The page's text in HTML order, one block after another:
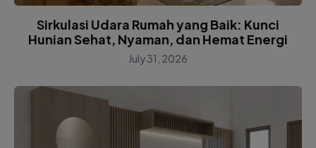
Sirkulasi Udara Rumah yang Baik: Kunci
Hunian Sehat, Nyaman, dan Hemat Energi
July 31, 2026